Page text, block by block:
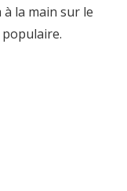
la main sur le